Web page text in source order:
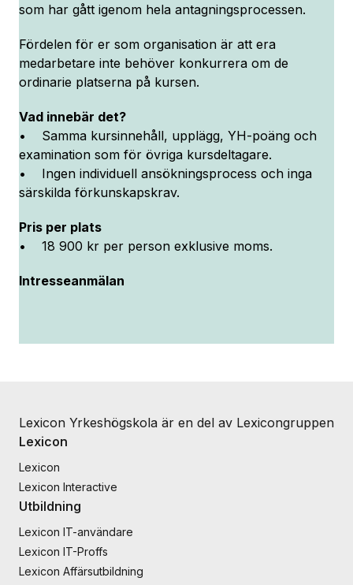
som har gått igenom hela antagningsprocessen.
Fördelen för er som organisation är att era
medarbetare inte behöver konkurrera om de
ordinarie platserna på kursen.
Vad innebär det?
• Samma kursinnehåll, upplägg, YH-poäng och
examination som för övriga kursdeltagare.
• Ingen individuell ansökningsprocess och inga
särskilda förkunskapskrav.
Pris per plats
• 18 900 kr per person exklusive moms.
Intresseanmälan
Lexicon Yrkeshögskola är en del av Lexicongruppen
Lexicon
Lexicon
Lexicon Interactive
Utbildning
Lexicon IT-användare
Lexicon IT-Proffs
Lexicon Affärsutbildning